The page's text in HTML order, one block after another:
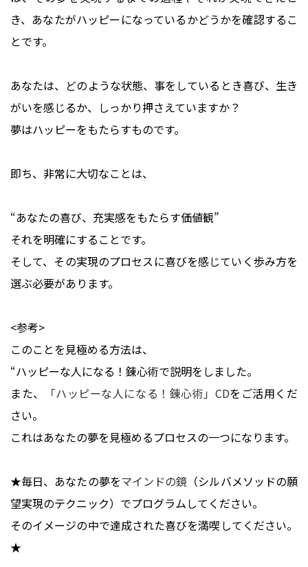
き、あなたがハッピーになっているかどうかを確認するこ
とです。
あなたは、どのような状態、事をしているとき喜び、生き
がいを感じるか、しっかり押さえていますか？
夢はハッピーをもたらすものです。
即ち、非常に大切なことは、
“あなたの喜び、充実感をもたらす価値観”
それを明確にすることです。
そして、その実現のプロセスに喜びを感じていく歩み方を
選ぶ必要があります。
<参考>
このことを見極める方法は、
“ハッピーな人になる！錬心術で説明をしました。
また、
「ハッピーな人になる！錬心術」CDをご活用くだ
さい。
これはあなたの夢を見極めるプロセスの一つになります。
★毎日、あなたの夢をマインドの鏡 （シルバメソッドの願
望実現のテクニック）でプログラムしてください。
そのイメージの中で達成された喜びを満喫してください。
★